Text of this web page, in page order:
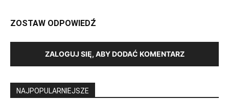
ZOSTAW ODPOWIEDŹ
ZALOGUJ SIĘ, ABY DODAĆ KOMENTARZ
NAJPOPULARNIEJSZE